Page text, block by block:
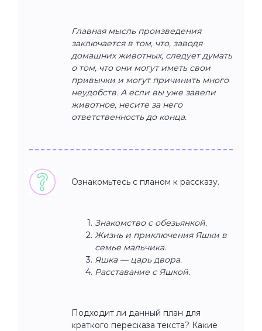
Главная мысль произведения
заключается в том, что, заводя
домашних животных, следует думать
о том, что они могут иметь свои
привычки и могут причинить много
неудобств. А если вы уже завели
животное, несите за него
ответственность до конца.
Ознакомьтесь с планом к рассказу.
Знакомство с обезьянкой.
Жизнь и приключения Яшки в
семье мальчика.
Яшка — царь двора.
Расставание с Яшкой.
Подходит ли данный план для
краткого пересказа текста? Какие